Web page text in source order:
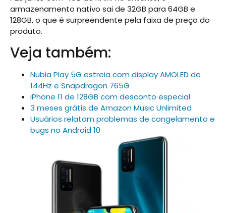
armazenamento nativo sai de 32GB para 64GB e
128GB, o que é surpreendente pela faixa de preço do
produto.
Veja também:
Nubia Play 5G estreia com display AMOLED de
144Hz e Snapdragon 765G
iPhone 11 de 128GB com desconto especial
3 meses grátis de Amazon Music Unlimited
Usuários relatam problemas de congelamento e
bugs no Android 10